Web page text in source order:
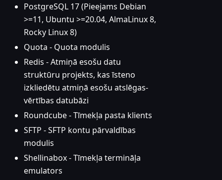
PostgreSQL 17 (Pieejams Debian
>=11, Ubuntu >=20.04, AlmaLinux 8,
Rocky Linux 8)
Quota - Quota modulis
Redis - Atmiņā esošu datu
struktūru projekts, kas īsteno
izkliedētu atmiņā esošu atslēgas-
vērtības datubāzi
Roundcube - Tīmekļa pasta klients
SFTP - SFTP kontu pārvaldības
modulis
Shellinabox - Tīmekļa termināļa
emulators